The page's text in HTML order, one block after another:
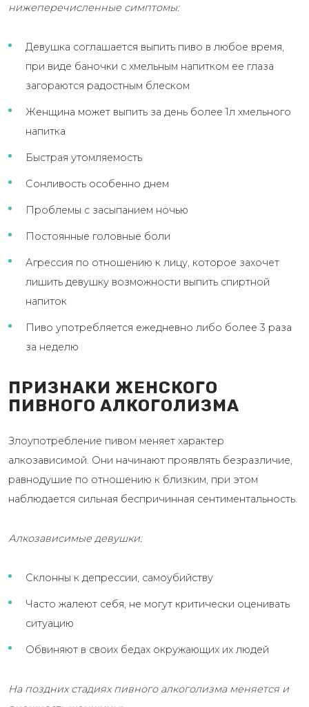
нижеперечисленные симптомы:
Девушка соглашается выпить пиво в любое время,
при виде баночки с хмельным напитком ее глаза
загораются радостным блеском
Женщина может выпить за день более 1л хмельного
напитка
Быстрая утомляемость
Сонливость особенно днем
Проблемы с засыпанием ночью
Постоянные головные боли
Агрессия по отношению к лицу, которое захочет
лишить девушку возможности выпить спиртной
напиток
Пиво употребляется ежедневно либо более 3 раза
за неделю
ПРИЗНАКИ ЖЕНСКОГО
ПИВНОГО АЛКОГОЛИЗМА
Злоупотребление пивом меняет характер
алкозависимой. Они начинают проявлять безразличие,
равнодушие по отношению к близким, при этом
наблюдается сильная беспричинная сентиментальность.
Алкозависимые девушки:
Склонны к депрессии, самоубийству
Часто жалеют себя, не могут критически оценивать
ситуацию
Обвиняют в своих бедах окружающих их людей
На поздних стадиях пивного алкоголизма меняется и